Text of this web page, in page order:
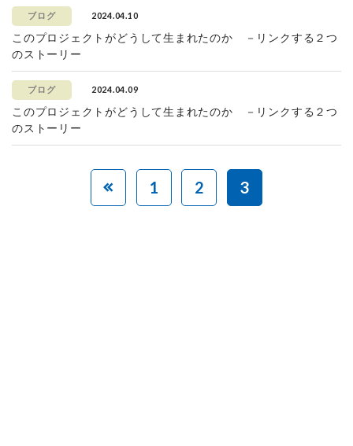
ブログ 2024.04.10
このプロジェクトがどうして生まれたのか －リンクする２つ
のストーリー
ブログ 2024.04.09
このプロジェクトがどうして生まれたのか －リンクする２つ
のストーリー
1 2 3